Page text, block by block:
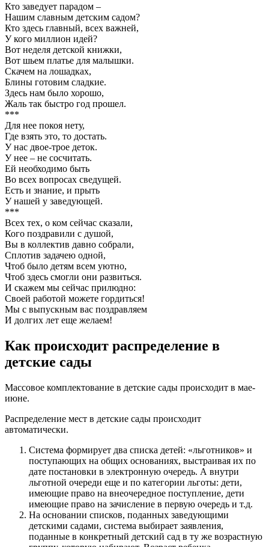
Кто заведует парадом –
Нашим славным детским садом?
Кто здесь главный, всех важней,
У кого миллион идей?
Вот неделя детской книжки,
Вот шьем платье для малышки.
Скачем на лошадках,
Блины готовим сладкие.
Здесь нам было хорошо,
Жаль так быстро год прошел.
***
Для нее покоя нету,
Где взять это, то достать.
У нас двое-трое деток.
У нее – не сосчитать.
Ей необходимо быть
Во всех вопросах сведущей.
Есть и знание, и прыть
У нашей у заведующей.
***
Всех тех, о ком сейчас сказали,
Кого поздравили с душой,
Вы в коллектив давно собрали,
Сплотив задачею одной,
Чтоб было детям всем уютно,
Чтоб здесь смогли они развиться.
И скажем мы сейчас прилюдно:
Своей работой можете гордиться!
Мы с выпускным вас поздравляем
И долгих лет еще желаем!
Как происходит распределение в
детские сады
Массовое комплектование в детские сады происходит в мае-
июне.
Распределение мест в детские сады происходит
автоматически.
Система формирует два списка детей: «льготников» и
поступающих на общих основаниях, выстраивая их по
дате постановки в электронную очередь. А внутри
льготной очереди еще и по категории льготы: дети,
имеющие право на внеочередное поступление, дети
имеющие право на зачисление в первую очередь и т.д.
На основании списков, поданных заведующими
детскими садами, система выбирает заявления,
поданные в конкретный детский сад в ту же возрастную